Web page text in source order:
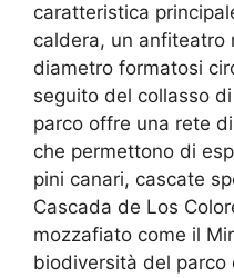
caratteristica
caldera, un anfiteatro
diametro formatosi
seguito del collasso
parco offre una rete
che permettono di
pini canari, cascate
Cascada de Los
mozzafiato come il
biodiversità del parco